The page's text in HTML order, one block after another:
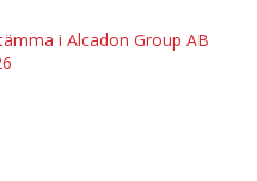
i Alcadon Group AB